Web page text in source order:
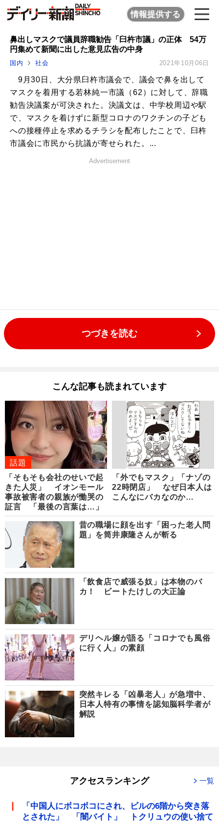
情報提供する
鼻出しマスクで議員辞職勧告「臼杵市議」の正体 54万
円集めて新聞に出した意見広告の中身
国内 社会 2021年10月06日
9月30日、大分県臼杵市議会で、議会で鼻を出して
マスクを着用する若林純一市議（62）に対して、辞職
勧告決議案が可決された。決議文は、中学校周辺や駅
で、マスクを着けずに新型コロナのワクチンの子ども
への接種停止を求めるチラシを配布したことで、臼杵
市議会に市民から抗議が寄せられた。...
Advertisement
つづきを読む
こんな記事も読まれています
話題
「そもそも会社のせいで起
きた人災」 イオンモール
事故被害者の親族が慟哭の
証言 「最後の言葉は…」
「外でもマスク」「ナゾの
22時閉店」 なぜ日本人は
こんなにバカなのか…
昔の職場に顔を出す「困った老人問
題」を筒井康隆さんが斬る
「飲食店で威張る奴」は本物のバ
カ！ ビートたけしの大正論
デリヘル嬢が語る「コロナでも風俗
に行く人」の素顔
突然キレる「凶暴老人」が急増中、
日本人特有の事情を認知脳科学者が
解説
アクセスランキング 一覧
「中国人にボコボコにされ、ビルの6階から突き落
とされた」 「闇バイト」 トクリュウの使い捨て